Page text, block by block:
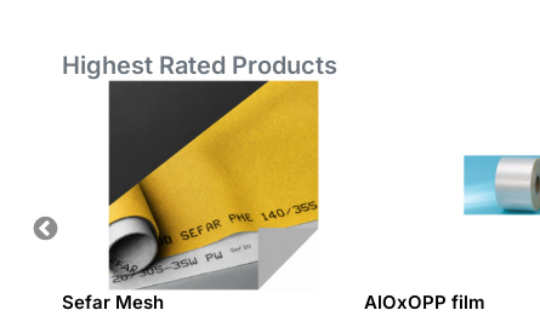
Highest Rated Products
Sefar Mesh AlOxOPP film